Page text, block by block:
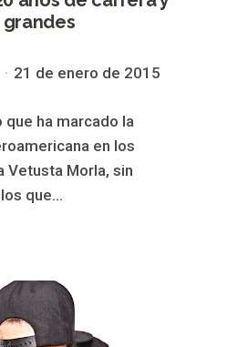
21 de enero de 2015
que ha marcado la
en los
Vetusta Morla, sin
que...